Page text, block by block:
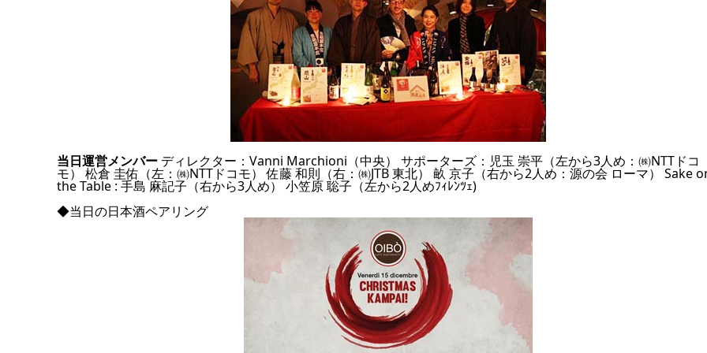
当日運営メンバー ディレクター：Vanni Marchioni（中央） サポーターズ：児玉 崇平（左から3人め：㈱NTTドコ
モ） 松倉 圭佑（左：㈱NTTドコモ） 佐藤 和則（右：㈱JTB 東北） 畝 京子（右から2人め：源の会 ローマ） Sake
the Table : 手島 麻記子（右から3人め） 小笠原 聡子（左から2人めﾌｨﾚﾝﾂｪ)
◆当日の日本酒ペアリング